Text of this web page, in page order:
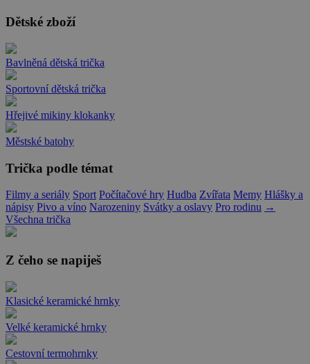
Dětské zboží
Bavlněná dětská trička
Sportovní dětská trička
Hřejivé mikiny klokanky
Městské batohy
Trička podle témat
Filmy a seriály Sport Počítačové hry Hudba Zvířata Memy Hlášky a
nápisy Pivo a víno Narozeniny Svátky a oslavy Pro rodinu →
Všechna trička
Z čeho se napiješ
Klasické keramické hrnky
Velké keramické hrnky
Cestovní termohrnky